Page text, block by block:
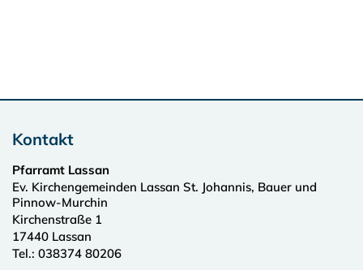
Kontakt
Pfarramt Lassan
Ev. Kirchengemeinden Lassan St. Johannis, Bauer und
Pinnow-Murchin
Kirchenstraße 1
17440 Lassan
Tel.: 038374 80206